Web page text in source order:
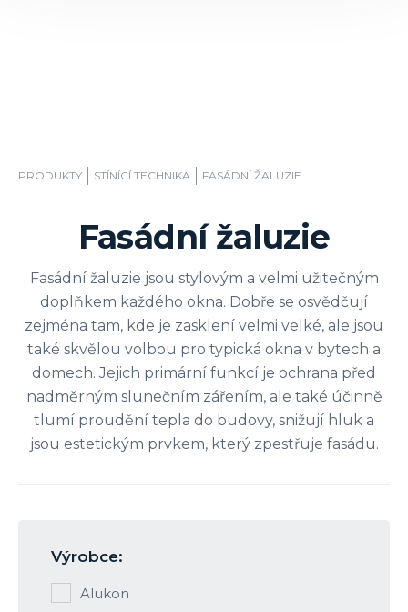
PRODUKTY STÍNÍCÍ TECHNIKA FASÁDNÍ ŽALUZIE
Fasádní žaluzie
Fasádní žaluzie jsou stylovým a velmi užitečným
doplňkem každého okna. Dobře se osvědčují
zejména tam, kde je zasklení velmi velké, ale jsou
také skvělou volbou pro typická okna v bytech a
domech. Jejich primární funkcí je ochrana před
nadměrným slunečním zářením, ale také účinně
tlumí proudění tepla do budovy, snižují hluk a
jsou estetickým prvkem, který zpestřuje fasádu.
Výrobce:
Alukon